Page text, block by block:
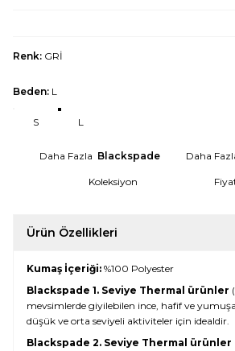
Renk: GRİ
Beden: L
S L
Daha Fazla Blackspade Daha
Koleksiyon
Ürün Özellikleri
Kumaş İçeriği: %100 Polyester
Blackspade 1. Seviye Thermal ürünler
mevsimlerde giyilebilen ince, hafif ve
düşük ve orta seviyeli aktiviteler için idealdir.
Blackspade 2. Seviye Thermal ürünler